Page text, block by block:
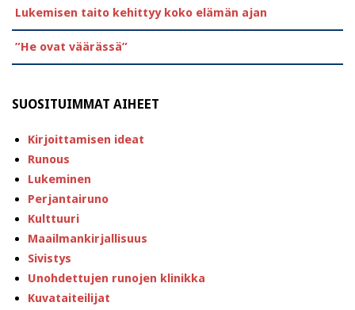
Lukemisen taito kehittyy koko elämän ajan
”He ovat väärässä”
SUOSITUIMMAT AIHEET
Kirjoittamisen ideat
Runous
Lukeminen
Perjantairuno
Kulttuuri
Maailmankirjallisuus
Sivistys
Unohdettujen runojen klinikka
Kuvataiteilijat